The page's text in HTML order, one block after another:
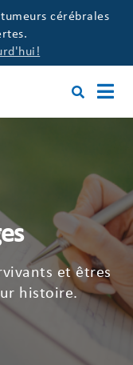
cérébrales
et êtres
histoire.